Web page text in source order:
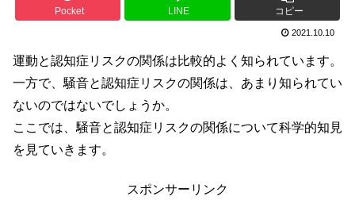
Pocket LINE コピー
2021.10.10
運動と認知症リスクの関係は比較的よく知られています。
一方で、騒音と認知症リスクの関係は、あまり知られてい
ないのではないでしょうか。
ここでは、騒音と認知症リスクの関係について科学的知見
を見ていきます。
スポンサーリンク